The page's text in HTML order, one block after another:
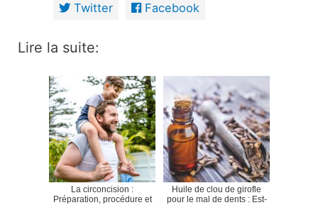
Twitter Facebook
Lire la suite:
La circoncision :
Préparation, procédure et
Huile de clou de girofle
pour le mal de dents : Est-